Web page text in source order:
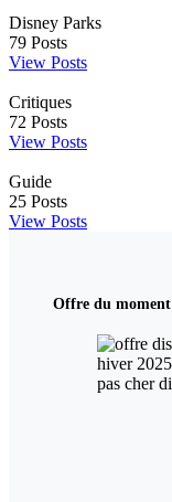
Disney Parks
79 Posts
View Posts
Critiques
72 Posts
View Posts
Guide
25 Posts
View Posts
Offre du moment